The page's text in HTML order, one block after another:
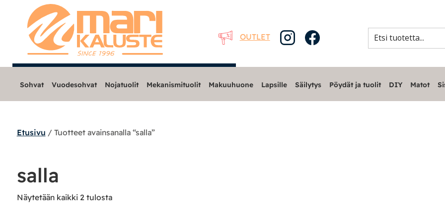
OUTLET
Sohvat
Nojatuolit
Mekanismituolit
Sohvat Vuodesohvat Nojatuolit Mekanismituolit Makuuhuone Lapsille Säilytys Pöydät ja tuolit DIY Matot
Etusivu / Tuotteet avainsanalla “salla”
salla
Näytetään kaikki 2 tulosta